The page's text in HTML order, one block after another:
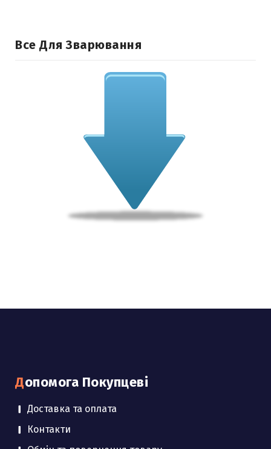
Все Для Зварювання
Допомога Покупцеві
Доставка та оплата
Контакти